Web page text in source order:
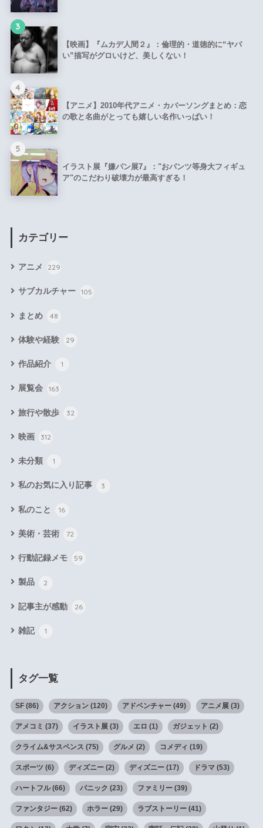
3
【映画】『ムカデ人間２』：倫理的・道徳的に“ヤバ
い”描写がグロいけど、美しくない！
4
【アニメ】2010年代アニメ・カバーソングまとめ：恋
の歌と名曲がとっても嬉しい名作いっぱい！
5
イラスト展『嫌パン展7』："おパンツ等身大フィギュ
ア"のこだわり破壊力が最高すぎる！
カテゴリー
アニメ 229
サブカルチャー 105
まとめ 48
体験や経験 29
作品紹介 1
展覧会 163
旅行や散歩 32
映画 312
未分類 1
私のお気に入り記事 3
私のこと 16
美術・芸術 72
行動記録メモ 59
製品 2
記事主が感動 26
雑記 1
タグ一覧
SF(86) アクション(120) アドベンチャー(49) アニメ展(3)
アメコミ (37) イラスト展(3) エロ (1) ガジェット (2)
クライム&サスペンス (75) グルメ (2) コメディ (19)
スポーツ (6) ディズニー(2) ディズニー(17) ドラマ(53)
ハートフル(66) パニック (23) ファミリー(39)
ファンタジー(62) ホラー(29) ラブストーリー(41)